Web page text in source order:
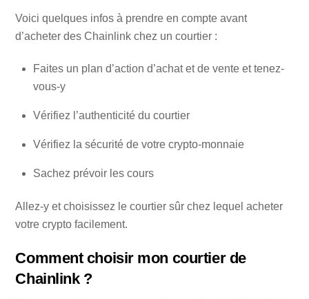
Voici quelques infos à prendre en compte avant
d’acheter des Chainlink chez un courtier :
Faites un plan d’action d’achat et de vente et tenez-
vous-y
Vérifiez l’authenticité du courtier
Vérifiez la sécurité de votre crypto-monnaie
Sachez prévoir les cours
Allez-y et choisissez le courtier sûr chez lequel acheter
votre crypto facilement.
Comment choisir mon courtier de
Chainlink ?